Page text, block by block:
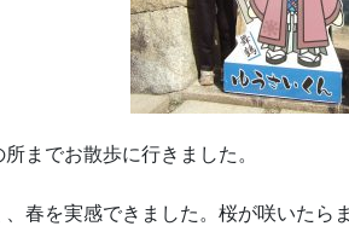
までお散歩に行きました。
、春を実感できました。桜が咲いたら